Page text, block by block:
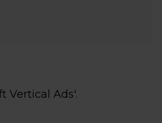
Vertical Ads'.